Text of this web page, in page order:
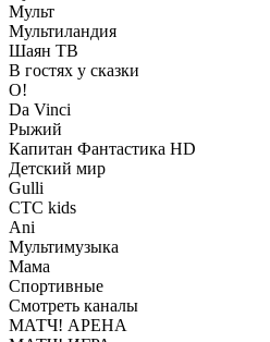
Мульт
Мультиландия
Шаян ТВ
В гостях у сказки
О!
Da Vinci
Рыжий
Капитан Фантастика HD
Детский мир
Gulli
СТС kids
Ani
Мультимузыка
Мама
Спортивные
Смотреть каналы
МАТЧ! АРЕНА